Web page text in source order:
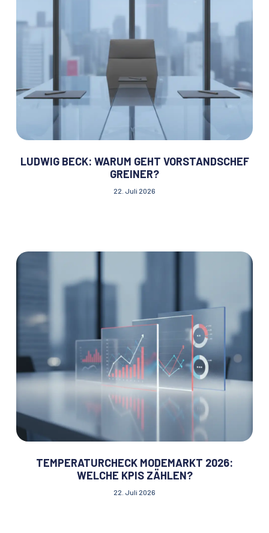
LUDWIG BECK: WARUM GEHT VORSTANDSCHEF
GREINER?
22. Juli 2026
TEMPERATURCHECK MODEMARKT 2026:
WELCHE KPIS ZÄHLEN?
22. Juli 2026